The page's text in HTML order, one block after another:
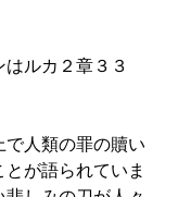
ルカ２章３３
人類の罪の贖い
が語られていま